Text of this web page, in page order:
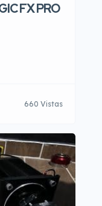
FX PRO
660 Vistas